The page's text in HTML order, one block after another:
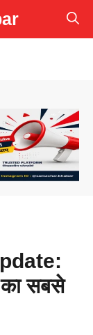
का सबसे